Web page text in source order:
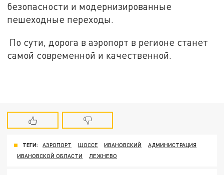
безопасности и модернизированные
пешеходные переходы.
По сути, дорога в аэропорт в регионе станет
самой современной и качественной.
ТЕГИ: АЭРОПОРТ ШОССЕ ИВАНОВСКИЙ
АДМИНИСТРАЦИЯ
ИВАНОВСКОЙ ОБЛАСТИ
ЛЕЖНЕВО